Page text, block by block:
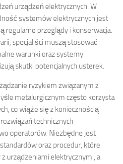
urządzeń elektrycznych. W
systemów elektrycznych jest
regularne przeglądy i konserwacja.
specjaliści muszą stosować
warunki oraz systemy
skutki potencjalnych usterek.
ryzykiem związanym z
metalurgicznym często korzysta
co wiąże się z koniecznością
technicznych
operatorów. Niezbędne jest
oraz procedur, które
urządzeniami elektrycznymi, a